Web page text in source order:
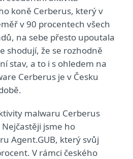
koně Cerberus, který v
v 90 procentech všech
na sebe přesto upoutala
shodují, že se rozhodně
stav, a to i s ohledem na
Cerberus je v Česku
malwaru Cerberus
jsme ho
Agent.GUB, který svůj
V rámci českého